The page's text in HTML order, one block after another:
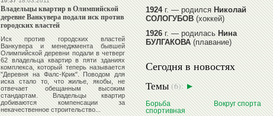
Владельцы квартир в Олимпийской
деревне Ванкувера подали иск против
городских властей
Иск против городских властей
Ванкувера и менеджмента бывшей
Олимпийской деревни подали в четверг
62 владельца квартир в пяти зданиях
комплекса, который теперь называется
"Деревня на Фалс-Крик". Поводом для
иска стало то, что жилье, якобы, не
отвечает обещанным высоким
стандартам. Владельцы квартир
добиваются компенсации за
некачественное строительство...
1924г. — родилсяНиколай
СОЛОГУБОВ(хоккей)
1926г. — родиласьНина
БУЛГАКОВА(плавание)
1941г. — родиласьРавиля
ПРОКОПЕНКО (САЛИМОВА)
(баскетбол)
1964г. — родилсяНиколай
ЖУРАВСКИЙ(гребля на байдарках
и каноэ)
Сегодня в новостях
Темы(6):
Борьба
спортивная
Вокруг спорта